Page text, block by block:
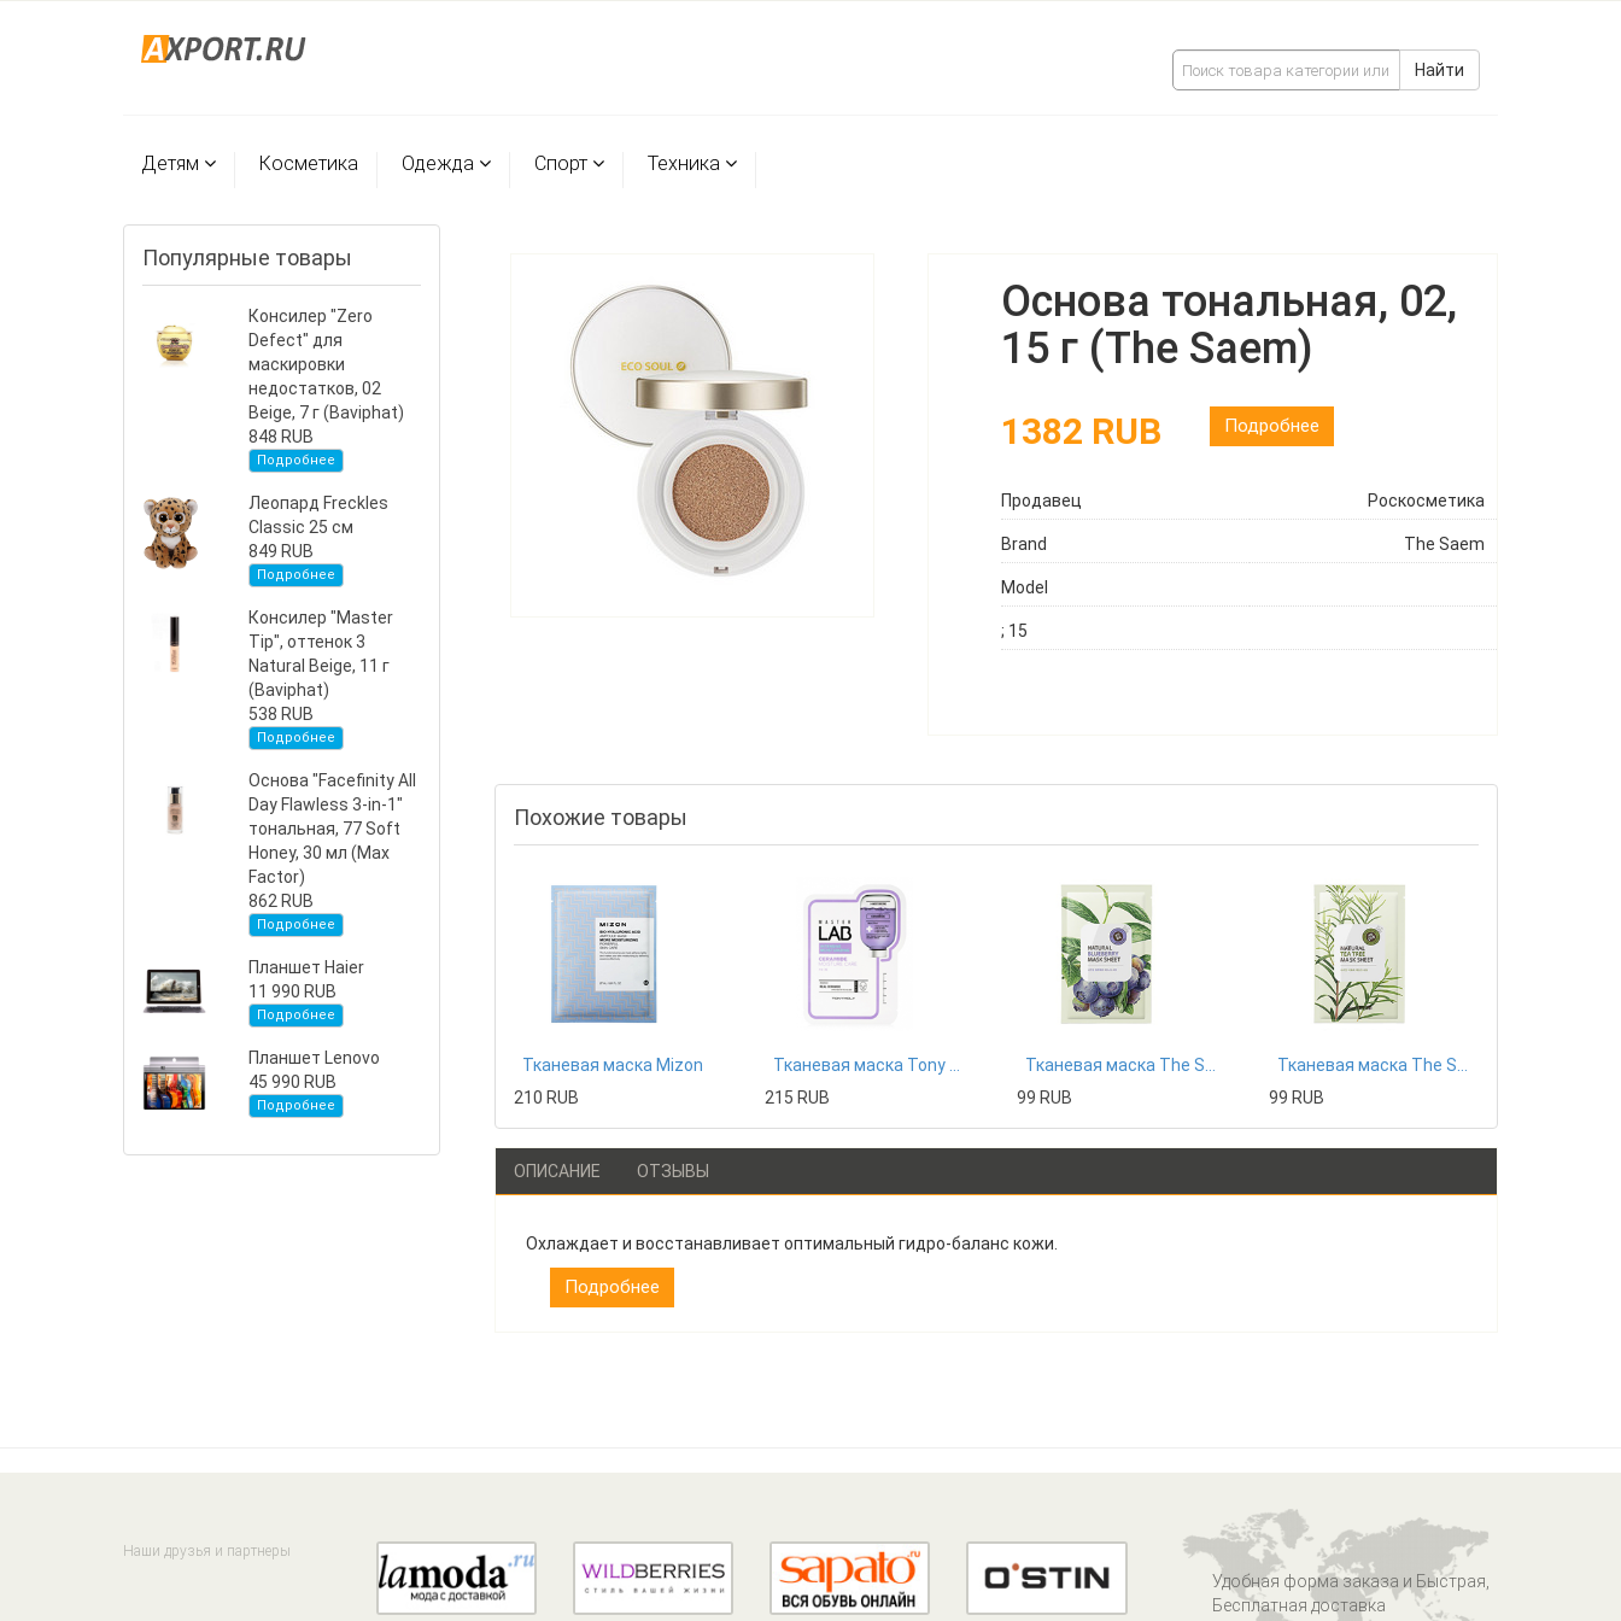
Найти
Детям Косметика Одежда Спорт Техника
Популярные товары
Консилер "Zero
Defect" для
маскировки
недостатков, 02
Beige, 7 г (Baviphat)
848 RUB
Подробнее
Леопард Freckles
Classic 25 см
849 RUB
Подробнее
Консилер "Master
Tip", оттенок 3
Natural Beige, 11 г
(Baviphat)
538 RUB
Подробнее
Основа "Facefinity All
Day Flawless 3-in-1"
тональная, 77 Soft
Honey, 30 мл (Max
Factor)
862 RUB
Подробнее
Планшет Haier
11 990 RUB
Подробнее
Планшет Lenovo
45 990 RUB
Подробнее
Основа тональная, 02,
15 г (The Saem)
1382 RUB Подробнее
Продавец Роскосметика
Brand The Saem
Model
; 15
Похожие товары
Тканевая маска Mizon
210 RUB
215 RUB
99 RUB
99 RUB
ОПИСАНИЕ ОТЗЫВЫ
Охлаждает и восстанавливает оптимальный гидро-баланс кожи.
Подробнее
Наши друзья и партнеры
Удобная форма заказа и Быстрая,
Бесплатная доставка